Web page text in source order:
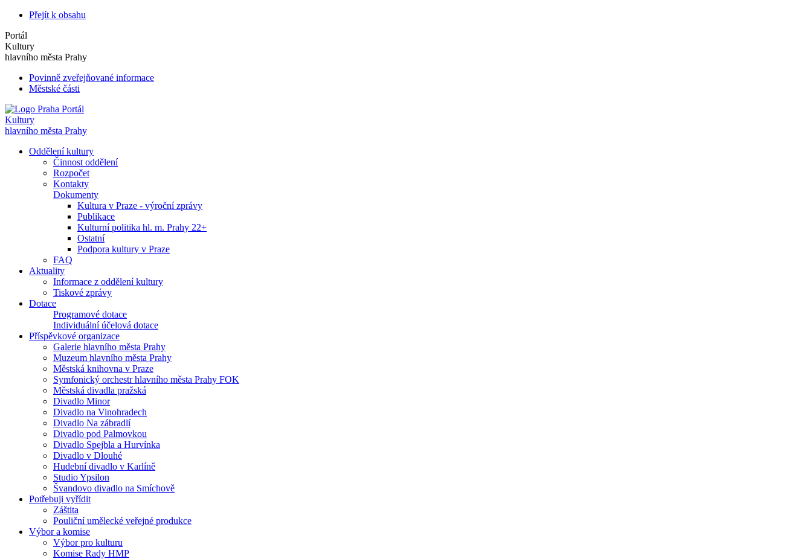
Přejít k obsahu
Portál
Kultury
hlavního města Prahy
Povinně zveřejňované informace
Městské části
Portál
Kultury
hlavního města Prahy
Oddělení kultury
Činnost oddělení
Rozpočet
Kontakty
Dokumenty
Kultura v Praze - výroční zprávy
Publikace
Kulturní politika hl. m. Prahy 22+
Ostatní
Podpora kultury v Praze
FAQ
Aktuality
Informace z oddělení kultury
Tiskové zprávy
Dotace
Programové dotace
Individuální účelová dotace
Příspěvkové organizace
Galerie hlavního města Prahy
Muzeum hlavního města Prahy
Městská knihovna v Praze
Symfonický orchestr hlavního města Prahy FOK
Městská divadla pražská
Divadlo Minor
Divadlo na Vinohradech
Divadlo Na zábradlí
Divadlo pod Palmovkou
Divadlo Spejbla a Hurvínka
Divadlo v Dlouhé
Hudební divadlo v Karlíně
Studio Ypsilon
Švandovo divadlo na Smíchově
Potřebuji vyřídit
Záštita
Pouliční umělecké veřejné produkce
Výbor a komise
Výbor pro kulturu
Komise Rady HMP